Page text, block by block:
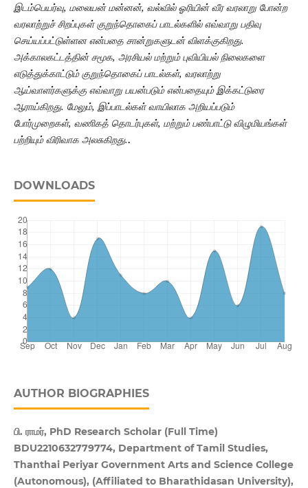
இடம்பெயர்வு, மலையன் மன்னன், வல்வில் ஓரியின் வீர வரலாறு போன்ற
வரலாற்றுச் சிறப்புகள் குறுந்தொகைப் பாடல்களில் எவ்வாறு பதிவு
செய்யப்பட்டுள்ளன என்பதை சான்றுகளுடன் விளக்குகிறது.
அக்காலகட்டத்தின் சமூக, அரசியல் மற்றும் புவியியல் நிலைகளை
எடுத்துக்காட்டும் குறுந்தொகைப் பாடல்கள், வரலாற்று
ஆய்வாளர்களுக்கு எவ்வாறு பயன்படும் என்பதையும் இக்கட்டுரை
ஆராய்கிறது. மேலும், இப்பாடல்கள் வாயிலாக அறியப்படும்
போர்முறைகள், வணிகத் தொடர்புகள், மற்றும் பண்பாட்டு விழுமியங்கள்
பற்றியும் விரிவாக அலசுகிறது..
DOWNLOADS
AUTHOR BIOGRAPHIES
பி. ராமர், PhD Research Scholar (Full Time)
BDU2210632779774, Department of Tamil Studies,
Thanthai Periyar Government Arts and Science College
(Autonomous), (Affiliated to Bharathidasan University),